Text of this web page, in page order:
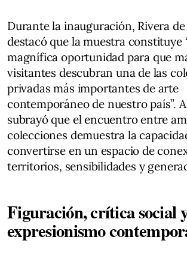
Durante la inauguración, Rivera
destacó que la muestra constituye
magnífica oportunidad para que
visitantes descubran una de las
privadas más importantes de arte
contemporáneo de nuestro país”.
subrayó que el encuentro entre
colecciones demuestra la
convertirse en un espacio de
territorios, sensibilidades y
Figuración, crítica social
expresionismo